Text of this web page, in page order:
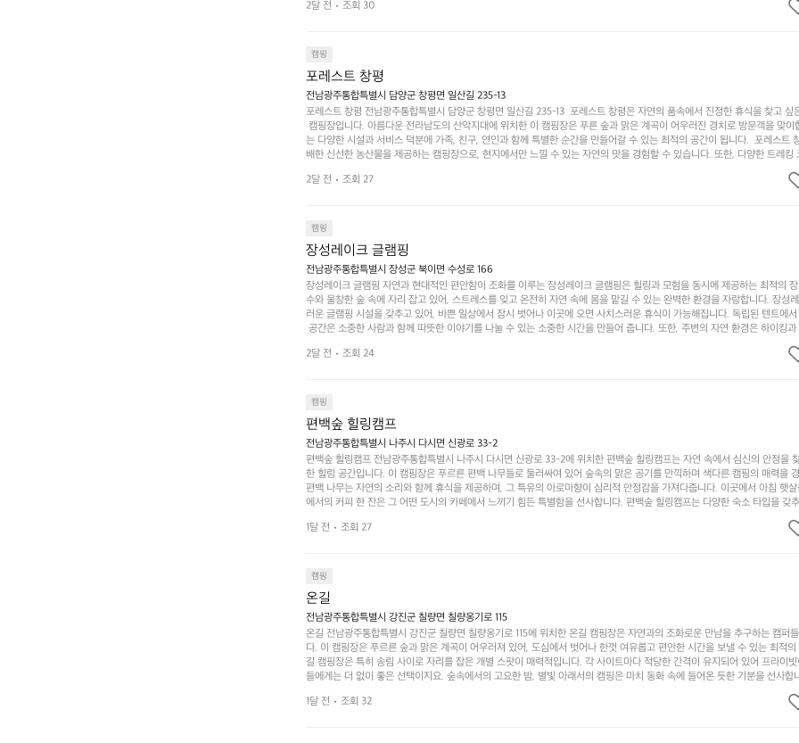
은 시간을 보낼 수 있다는 것입니다. 또한, 하이글루 인근에는 다양한 트레킹 코스와 자전거 도로가 있어 아웃도어 활동을 좋
나누는 이야기들은 여러분의 캠핑 여행을 더욱 특별하게 만들어 줄 것입니다.  인기 정도: ★★★★★
2달 전 조회 30
캠핑
포레스트 창평
전남광주통합특별시 담양군 창평면 일산길 235-13
포레스트 창평 전남광주통합특별시 담양군 창평면 일산길 235-13  포레스트 창평은 자연의 품속에서 진정한 휴식을 찾고 싶
캠핑장입니다. 아름다운 전라남도의 산악지대에 위치한 이 캠핑장은 푸른 숲과 맑은 계곡이 어우러진 경치로 방문객을 맞이
는 다양한 시설과 서비스 덕분에 가족, 친구, 연인과 함께 특별한 순간을 만들어갈 수 있는 최적의 공간이 됩니다.  포레스트
배한 신선한 농산물을 제공하는 캠핑장으로, 현지에서만 느낄 수 있는 자연의 맛을 경험할 수 있습니다. 또한, 다양한 트레킹
캠퍼들이 탐험과 모험의 짜릿함을 누릴 수 있도록 만들어졌습니다. 저녁에는 별빛 아래에서 바베큐 파티를 즐기거나, 잔잔
은 숙면을 취할 수 있는 기회를 제공합니다.  이곳은 자연과의 완벽한 조화를 이루며, 다채로운 야외 활동을 제공합니다. 특
순한 캠핑 그 이상을 제공하며, 자연을 사랑하는 모든 이들에게 꼭 한번 경험해봐야 할 장소로 자리잡았습니다.  인기 정
2달 전 조회 27
캠핑
장성레이크 글램핑
전남광주통합특별시 장성군 북이면 수성로 166
장성레이크 글램핑 자연과 현대적인 편안함이 조화를 이루는 장성레이크 글램핑은 힐링과 모험을 동시에 제공하는 최적의
수와 울창한 숲 속에 자리 잡고 있어, 스트레스를 잊고 온전히 자연 속에 몸을 맡길 수 있는 완벽한 환경을 자랑합니다. 장성
러운 글램핑 시설을 갖추고 있어, 바쁜 일상에서 잠시 벗어나 이곳에 오면 사치스러운 휴식이 가능해집니다. 독립된 텐트에
공간은 소중한 사람과 함께 따뜻한 이야기를 나눌 수 있는 소중한 시간을 만들어 줍니다. 또한, 주변의 자연 환경은 하이킹
액티비티를 즐기기에 그야말로 완벽한 조건을 갖추고 있습니다. 이곳에서의 캠핑은 단순한 숙박이 아닌, 가족과 친구들과
하는 시간이 될 것입니다. 특히 식사를 좋아하는 분들에게는 매주 특별한 바비큐 파티와 지역에서 나는 신선한 재료로 만든
사람들과 함께하세요. 당신의 대자연 속 힐링을 기다리는 장성레이크 글램핑은 언젠가 반드시 방문해봐야 할 명소로 자리매
도: ★★★★★
2달 전 조회 24
캠핑
편백숲 힐링캠프
전남광주통합특별시 나주시 다시면 신광로 33-2
편백숲 힐링캠프 전남광주통합특별시 나주시 다시면 신광로 33-2에 위치한 편백숲 힐링캠프는 자연 속에서 심신의 안정을
한 힐링 공간입니다. 이 캠핑장은 푸르른 편백 나무들로 둘러싸여 있어 숲속의 맑은 공기를 만끽하며 색다른 캠핑의 매력을
편백 나무는 자연의 소리와 함께 휴식을 제공하며, 그 특유의 아로마향이 심리적 안정감을 가져다줍니다. 이곳에서 아침 햇
에서의 커피 한 잔은 그 어떤 도시의 카페에서 느끼기 힘든 특별함을 선사합니다. 편백숲 힐링캠프는 다양한 숙소 타입을 갖
론 친구나 연인과 함께 더욱 기억에 남는 특별한 시간을 보낼 수 있습니다. 주변에는 자전거 도로와 하이킹 트레일이 있어 액
기회도 많은데, 자전거를 타거나 숲속을 거닐며 다양한 생태계를 체험해보는 것도 일상의 스트레스를 잊게 해줍니다. 또한,
조화 속에서 힐링할 수 있는 편백숲 힐링캠프는 현대인의 바쁜 일상에서 벗어나 소중한 시간을 가지고 싶은 분들에게 특히
나주로 떠나 여유로움과 행복이 가득한 캠핑을 경험해보세요! 인기 정도: ★★★★☆
1달 전 조회 27
캠핑
온길
전남광주통합특별시 강진군 칠량면 칠량옹기로 115
온길 전남광주통합특별시 강진군 칠량면 칠량옹기로 115에 위치한 온길 캠핑장은 자연과의 조화로운 만남을 추구하는 캠퍼
다. 이 캠핑장은 푸르른 숲과 맑은 계곡이 어우러져 있어, 도심에서 벗어나 한껏 여유롭고 편안한 시간을 보낼 수 있는 최적
길 캠핑장은 특히 송림 사이로 자리를 잡은 개별 스팟이 매력적입니다. 각 사이트마다 적당한 간격이 유지되어 있어 프라이
들에게는 더 없이 좋은 선택이지요. 숲속에서의 고요한 밤, 별빛 아래서의 캠핑은 마치 동화 속에 들어온 듯한 기분을 선사합
야외 활동도 가능해 가족과 친구들이 함께 즐기기에 적합합니다. 하이킹, 자전거 타기, 그리고 근처의 계곡에서는 수영과 낚
일상에서 벗어나 여러 가지 재미를 선사합니다. 또한, 캠핑장 내에는 깨끗한 화장실과 샤워 시설이 잘 마련되어 있어 편리함
1달 전 조회 32